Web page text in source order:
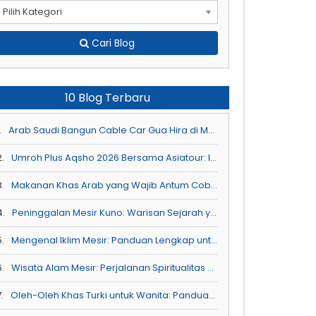
Pilih Kategori
Cari Blog
10 Blog Terbaru
Arab Saudi Bangun Cable Car Gua Hira di Makkah : Akses Ziarah Yang Lebih Nyaman
Umroh Plus Aqsho 2026 Bersama Asiatour: Ibadah & Ziarah ke Tiga Masjid Suci dalam Satu Perjalanan
Makanan Khas Arab yang Wajib Antum Coba Saat Perjalanan Haji dan Umroh
Peninggalan Mesir Kuno: Warisan Sejarah yang Menginspirasi Ibadah Kita
Mengenal Iklim Mesir: Panduan Lengkap untuk Sahabat Asiatour
Wisata Alam Mesir: Perjalanan Spiritualitas & Keindahan Alam untuk Antum Ketahui
Oleh-Oleh Khas Turki untuk Wanita: Panduan Lengkap untuk Sahabat Asiatour